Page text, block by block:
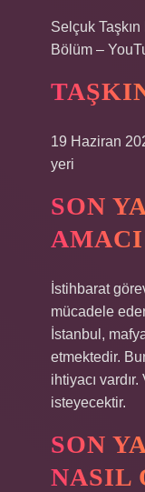
Selçuk
Bölüm –
19 Haziran
yeri
SON
AMACI
İstihbarat
mücadele
İstanbul,
etmektedir.
ihtiyacı
isteyecektir.
SON
NASIL